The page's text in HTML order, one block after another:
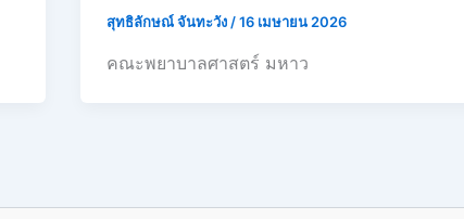
สุทธิลักษณ์ จันทะวัง/16 เมษายน 2026
คณะพยาบาลศาสตร์ มหาว